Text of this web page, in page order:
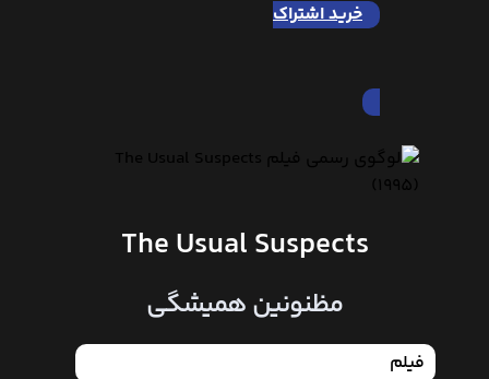
خرید اشتراک
The Usual Suspects
مظنونین همیشگی
فیلم